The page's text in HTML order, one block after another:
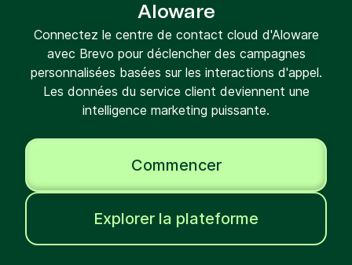
Aloware
Connectez le centre de contact cloud d'Aloware
avec Brevo pour déclencher des campagnes
personnalisées basées sur les interactions d'appel.
Les données du service client deviennent une
intelligence marketing puissante.
Commencer
Explorer la plateforme